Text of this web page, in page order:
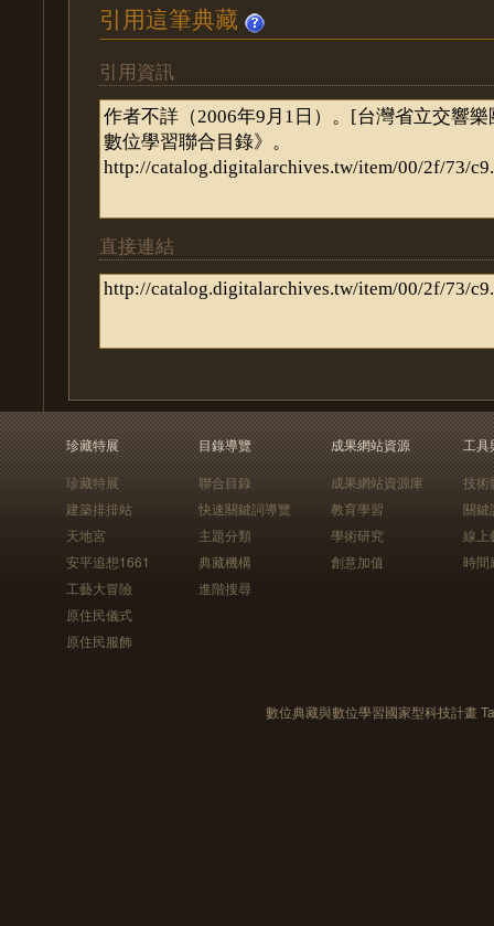
引用這筆典藏
引用資訊
直接連結
珍藏特展
珍藏特展
建築排排站
天地宮
安平追想1661
工藝大冒險
原住民儀式
原住民服飾
目錄導覽
聯合目錄
快速關鍵詞導覽
主題分類
典藏機構
進階搜尋
成果網站資源
成果網站資源庫
教育學習
學術研究
創意加值
工具
技術
關鍵
線上
時間
數位典藏與數位學習國家型科技計畫